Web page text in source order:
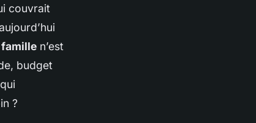
couvrait
n’est
budget
?